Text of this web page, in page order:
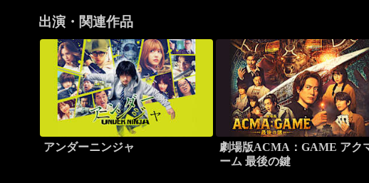
出演・関連作品
アンダーニンジャ
劇場版ACMA：GAME アク
ーム 最後の鍵